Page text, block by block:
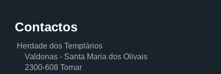
Contactos
Herdade dos Templários
Valdonas - Santa Maria dos Olivais
2300-608 Tomar